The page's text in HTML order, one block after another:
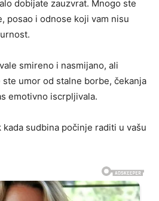
dobijate zauzvrat. Mnogo ste
posao i odnose koji vam nisu
smireno i nasmijano, ali
umor od stalne borbe, čekanja
emotivno iscrpljivala.
sudbina počinje raditi u vašu